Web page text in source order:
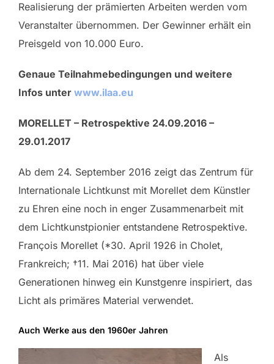
Realisierung der prämierten Arbeiten werden vom
Veranstalter übernommen. Der Gewinner erhält ein
Preisgeld von 10.000 Euro.
Genaue Teilnahmebedingungen und weitere
Infos unter www.ilaa.eu
MORELLET – Retrospektive 24.09.2016 –
29.01.2017
Ab dem 24. September 2016 zeigt das Zentrum für
Internationale Lichtkunst mit Morellet dem Künstler
zu Ehren eine noch in enger Zusammenarbeit mit
dem Lichtkunstpionier entstandene Retrospektive.
François Morellet (*30. April 1926 in Cholet,
Frankreich; †11. Mai 2016) hat über viele
Generationen hinweg ein Kunstgenre inspiriert, das
Licht als primäres Material verwendet.
Auch Werke aus den 1960er Jahren
Als